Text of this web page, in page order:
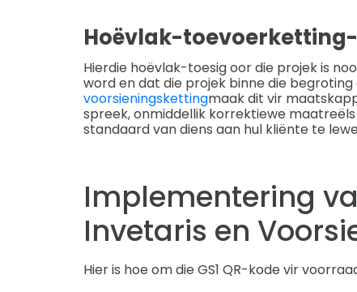
Hoëvlak-
Hierdie hoëvlak-toesig oor die projek is
word en dat die projek binne die begroting
voorsieningskettingmaak dit vir
spreek, onmiddellik korrektiewe
standaard van diens aan hul kliënte te
Implementering
Invetaris en
Hier is hoe om die GS1 QR-kode vir